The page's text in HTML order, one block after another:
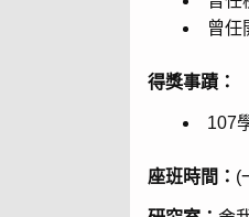
曾任
得獎事蹟：
107
座班時間： (